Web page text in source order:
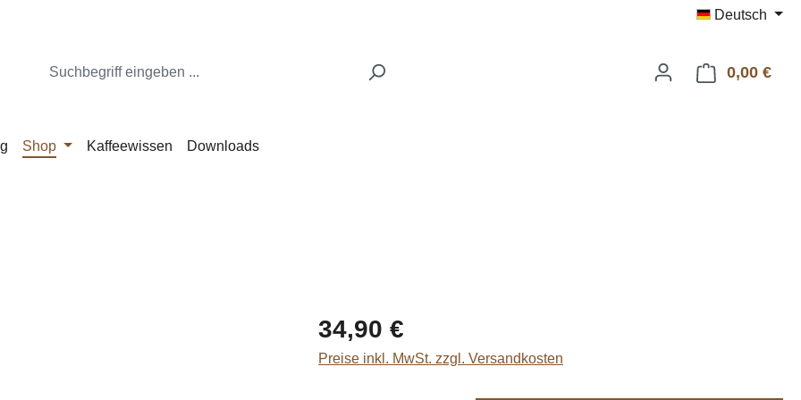
Deutsch
0,00 €
Shop Kaffeewissen Downloads
Regulärer Preis:
34,90 €
Preise inkl. MwSt. zzgl. Versandkosten